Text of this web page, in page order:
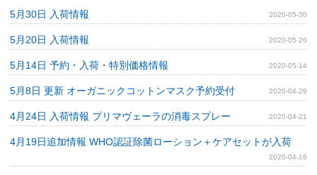
5月30日 入荷情報 2020-05-30
5月20日 入荷情報 2020-05-20
5月14日 予約・入荷・特別価格情報 2020-05-14
5月8日 更新 オーガニックコットンマスク予約受付 2020-04-29
4月24日 入荷情報 プリマヴェーラの消毒スプレー 2020-04-21
4月19日追加情報 WHO認証除菌ローション＋ケアセットが入荷
2020-04-16